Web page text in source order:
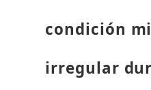
condición
irregular